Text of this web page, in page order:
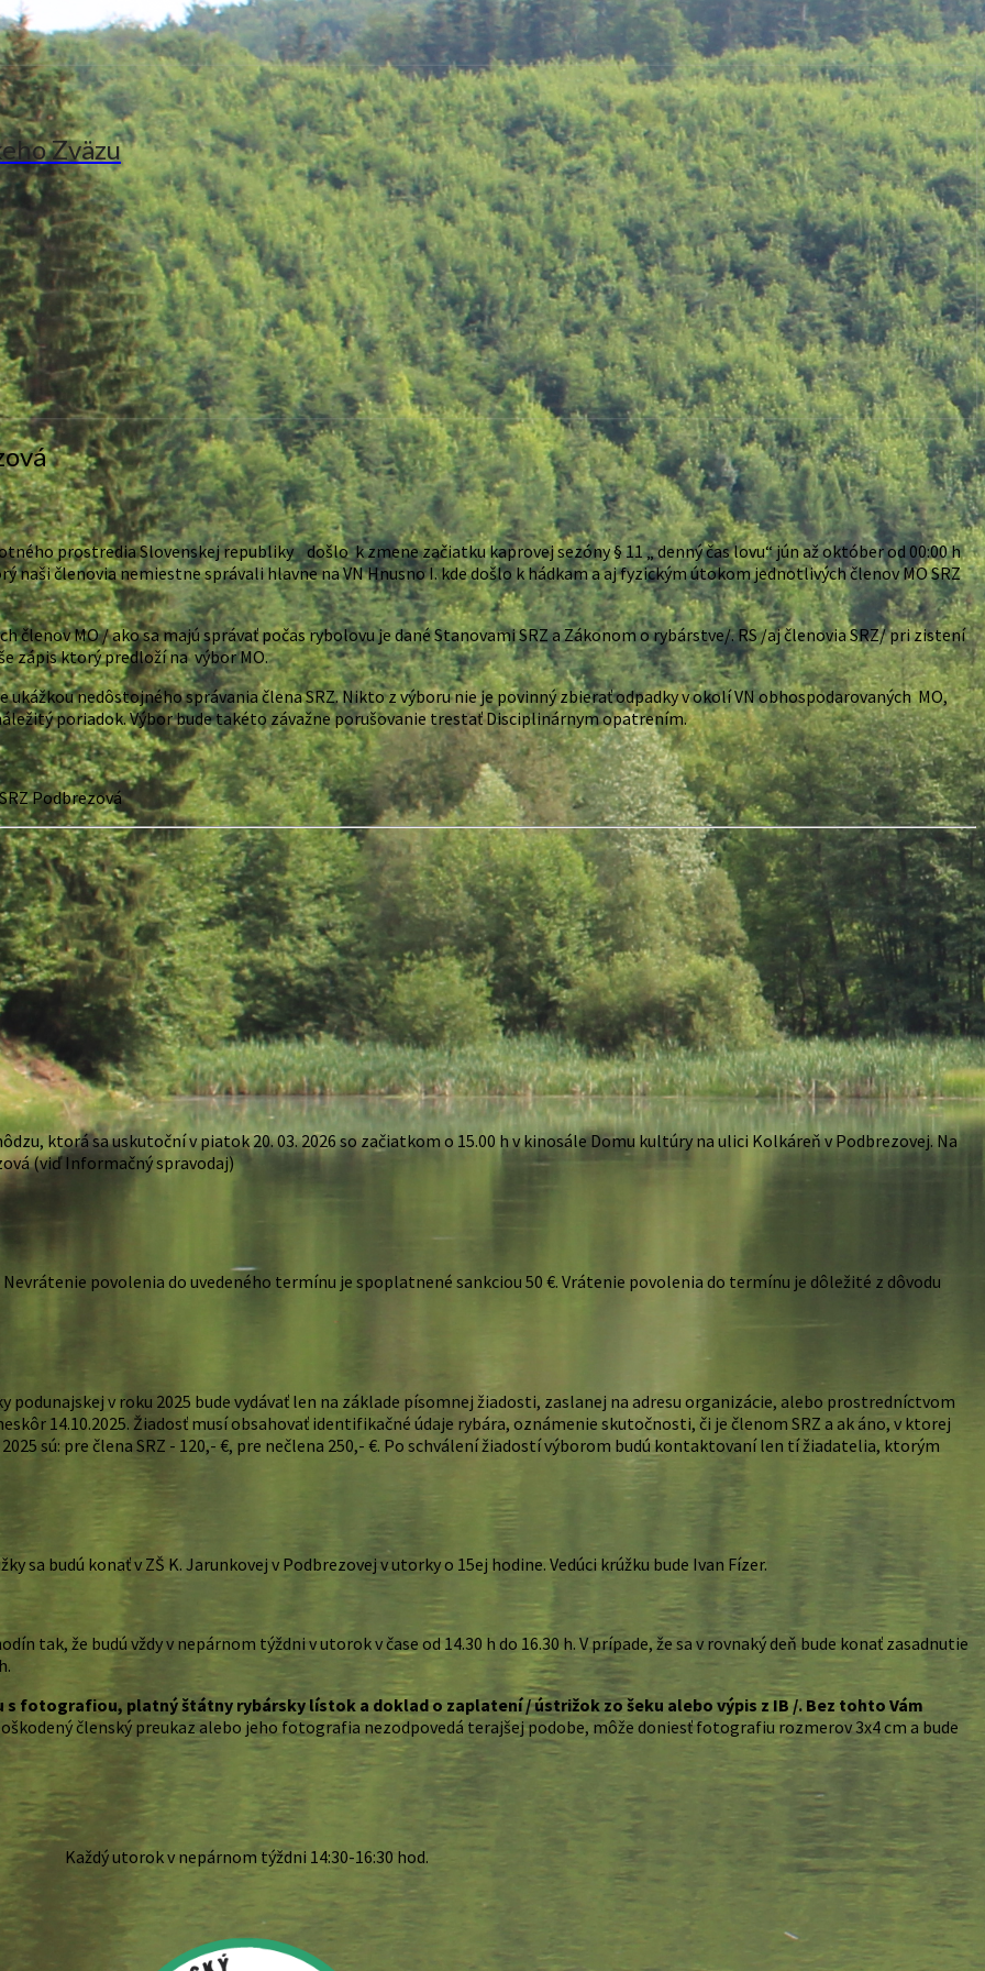
Zväzu
prostredia Slovenskej republiky došlo k zmene začiatku kaprovej sezóny § 11 „ denný čas lovu“ jún až október od 00:00 h
naši členovia nemiestne správali hlavne na VN Hnusno I. kde došlo k hádkam a aj fyzickým útokom jednotlivých členov MO SRZ
členov MO / ako sa majú správať počas rybolovu je dané Stanovami SRZ a Zákonom o rybárstve/. RS /aj členovia SRZ/ pri zistení
zápis ktorý predloží na výbor MO.
nedôstojného správania člena SRZ. Nikto z výboru nie je povinný zbierať odpadky v okolí VN obhospodarovaných MO,
poriadok. Výbor bude takéto závažne porušovanie trestať Disciplinárnym opatrením.
ktorá sa uskutoční v piatok 20. 03. 2026 so začiatkom o 15.00 h v kinosále Domu kultúry na ulici Kolkáreň v Podbrezovej. Na
(viď Informačný spravodaj)
povolenia do uvedeného termínu je spoplatnené sankciou 50 €. Vrátenie povolenia do termínu je dôležité z dôvodu
podunajskej v roku 2025 bude vydávať len na základe písomnej žiadosti, zaslanej na adresu organizácie, alebo prostredníctvom
14.10.2025. Žiadosť musí obsahovať identifikačné údaje rybára, oznámenie skutočnosti, či je členom SRZ a ak áno, v ktorej
sú: pre člena SRZ - 120,- €, pre nečlena 250,- €. Po schválení žiadostí výborom budú kontaktovaní len tí žiadatelia, ktorým
sa budú konať v ZŠ K. Jarunkovej v Podbrezovej v utorky o 15ej hodine. Vedúci krúžku bude Ivan Fízer.
tak, že budú vždy v nepárnom týždni v utorok v čase od 14.30 h do 16.30 h. V prípade, že sa v rovnaký deň bude konať zasadnutie
fotografiou, platný štátny rybársky lístok a doklad o zaplatení / ústrižok zo šeku alebo výpis z IB /. Bez tohto Vám
členský preukaz alebo jeho fotografia nezodpovedá terajšej podobe, môže doniesť fotografiu rozmerov 3x4 cm a bude
Každý utorok v nepárnom týždni 14:30-16:30 hod.